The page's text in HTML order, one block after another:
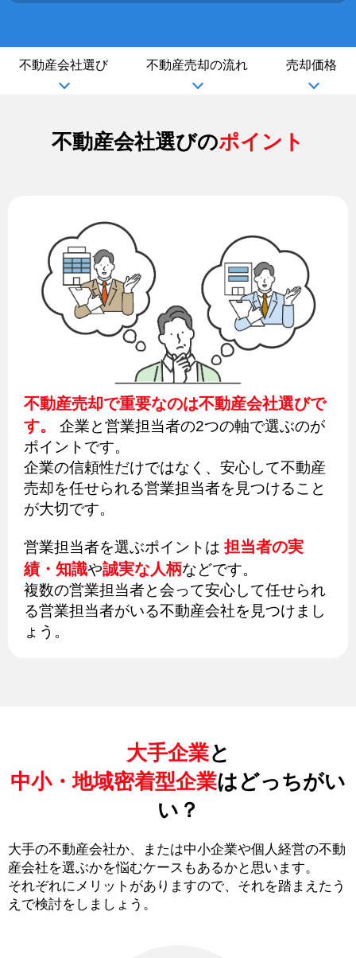
不動産会社選び 不動産売却の流れ 売却価格
不動産会社選びのポイント
不動産売却で重要なのは不動産会社選びで
す。
企業と営業担当者の2つの軸で選ぶのが
ポイントです。
企業の信頼性だけではなく、安心して不動産
売却を任せられる営業担当者を見つけること
が大切です。
営業担当者を選ぶポイントは 担当者の実
績・知識や誠実な人柄などです。
複数の営業担当者と会って安心して任せられ
る営業担当者がいる不動産会社を見つけまし
ょう。
大手企業と
中小・地域密着型企業はどっちがい
い？
大手の不動産会社か、または中小企業や個人経営の不動
産会社を選ぶかを悩むケースもあるかと思います。
それぞれにメリットがありますので、それを踏まえたう
えで検討をしましょう。